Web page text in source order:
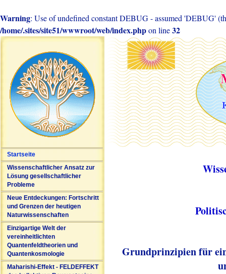
Warning: Use of undefined constant DEBUG - assumed 'DEBUG'
/home/.sites/site51/wwwroot/web/index.phpon line32
Startseite
Wissenschaftlicher Ansatz zur
Lösung gesellschaftlicher
Probleme
Neue Entdeckungen: Fortschritt
und Grenzen der heutigen
Naturwissenschaften
Einzigartige Welt der
vereinheitlichten
Quantenfeldtheorien und
Quantenkosmologie
Maharishi-Effekt - FELDEFFEKT
Grundprinzipien für